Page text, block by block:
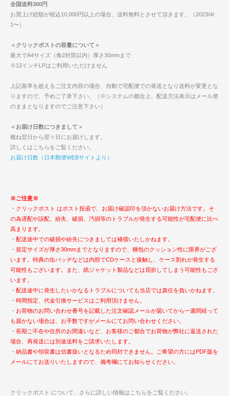
全国送料300円
お買上げ総額が税込10,000円以上の場合、送料無料とさせて頂きます。（2023/4/
1〜）
＜クリックポストの容量について＞
最大でA4サイズ（角2封筒以内）厚さ30mmまで
※12インチLPはご利用いただけません
上記基準を超えるご注文内容の場合、自動で宅配便での発送となり送料が変更とな
りますので、予めご了承下さい。（※システムの都合上、配送方法表示はメール便
のままとなりますのでご注意下さい）
＜お届け日数につきまして＞
概ね翌日から翌々日にお届けします。
詳しくはこちらをご覧ください。
お届け日数（日本郵便WEBサイトより）
※ご注意※
・クリックポスト はポスト投函で、お届け確認印を頂かないお届け方法です。そ
の為遅配や誤配、紛失、破損、汚損等のトラブルが発生する可能性が宅配便に比べ
高まります。
・配送途中での破損や紛失につきましては補償いたしかねます。
・規定サイズが厚さ30mmまでとなりますので、梱包のクッション性に限界がござ
います。特典の缶バッヂなどは内部でCDケースと接触し、ケース割れが発生する
可能性もございます。また、紙ジャケット製品などは屈折してしまう可能性もござ
います。
・配送途中に発生したいかなるトラブルについても当店では責任を負いかねます。
・時間指定、代金引換サービスはご利用頂けません。
・お荷物のお問い合わせ番号を記載した注文確認メールが届いてから一週間経って
も届かない場合は、お手数ですがメールにてお問い合わせください。
・長期ご不在や住所のお間違いなど、お客様のご都合でお荷物が弊社に返送された
場合、再発送には別途送料をご請求いたします。
・納品書や領収書は信書扱いとなるため同封できません。ご希望の方にはPDF版を
メールにてお送りいたしますので、備考欄にてお知らせください。
クリックポスト について、さらに詳しい情報はこちらをご覧ください。